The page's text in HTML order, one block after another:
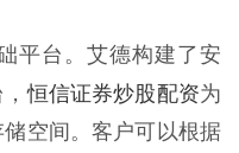
平台。艾德构建了安
，恒信证券炒股配资为
空间。客户可以根据